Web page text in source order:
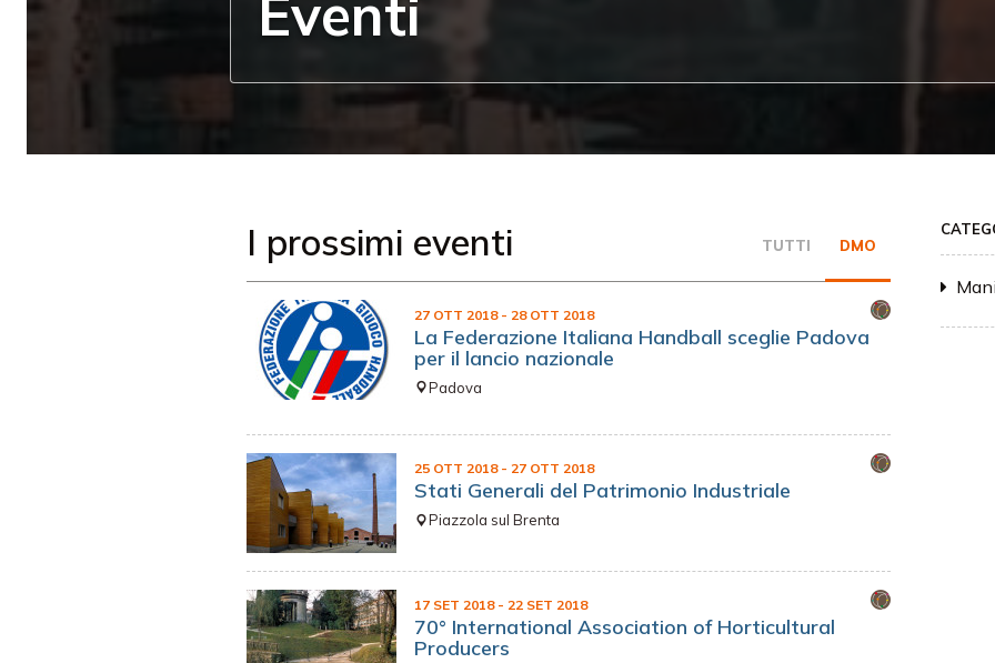
Eventi
I prossimi eventi TUTTI DMO
27 OTT 2018 - 28 OTT 2018
La Federazione Italiana Handball sceglie Padova
per il lancio nazionale
Padova
25 OTT 2018 - 27 OTT 2018
Stati Generali del Patrimonio Industriale
Piazzola sul Brenta
17 SET 2018 - 22 SET 2018
70° International Association of Horticultural
Producers